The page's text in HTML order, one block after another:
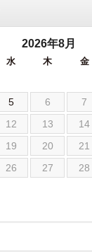
2026年8月
水 木 金
5 6 7
12 13 14
19 20 21
26 27 28